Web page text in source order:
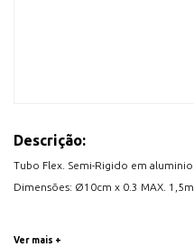
Descrição:
Tubo Flex. Semi-Rigido em aluminio.
Dimensões: Ø10cm x 0.3 MAX. 1,5m
Ver mais +